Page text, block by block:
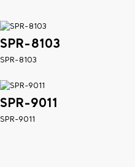
SPR-8103
SPR-8103
SPR-9011
SPR-9011